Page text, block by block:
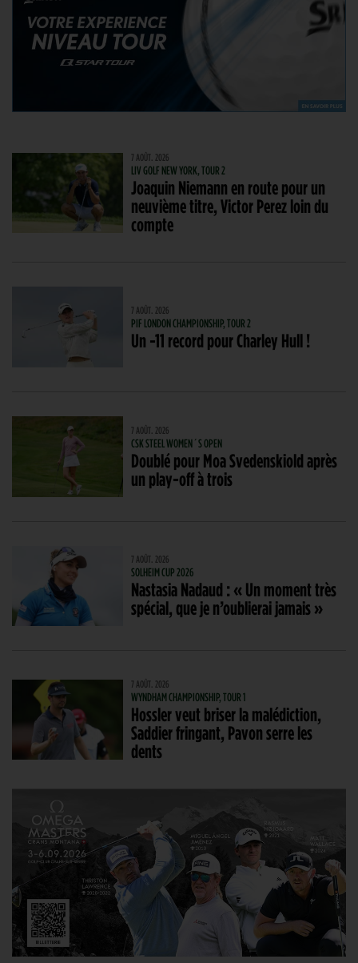
7 AOÛT. 2026
LIV GOLF NEW YORK, TOUR 2
Joaquin Niemann en route pour un
neuvième titre, Victor Perez loin du
compte
7 AOÛT. 2026
PIF LONDON CHAMPIONSHIP, TOUR 2
Un -11 record pour Charley Hull !
7 AOÛT. 2026
CSK STEEL WOMEN´S OPEN
Doublé pour Moa Svedenskiold après
un play-off à trois
7 AOÛT. 2026
SOLHEIM CUP 2026
Nastasia Nadaud : « Un moment très
spécial, que je n’oublierai jamais »
7 AOÛT. 2026
WYNDHAM CHAMPIONSHIP, TOUR 1
Hossler veut briser la malédiction,
Saddier fringant, Pavon serre les
dents